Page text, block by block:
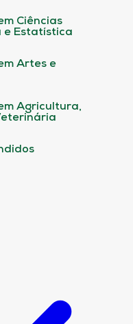
Ciências
e Estatística
Artes e
Agricultura,